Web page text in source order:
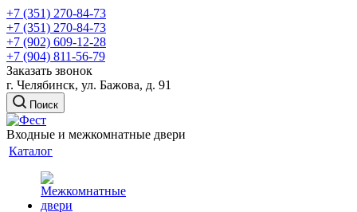
+7 (351) 270-84-73
+7 (351) 270-84-73
+7 (902) 609-12-28
+7 (904) 811-56-79
Заказать звонок
г. Челябинск, ул. Бажова, д. 91
Поиск
Входные и межкомнатные двери
Каталог